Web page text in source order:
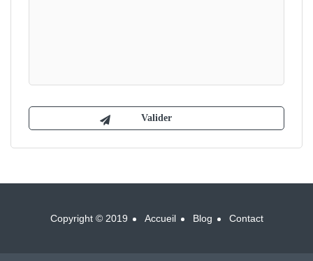
Copyright © 2019 Accueil Blog Contact